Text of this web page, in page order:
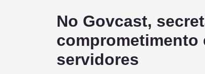
No Govcast,
comprometimento
servidores